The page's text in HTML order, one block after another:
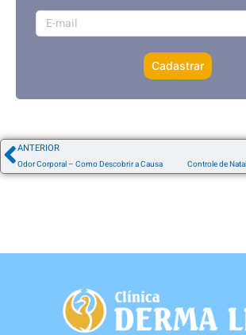
Cadastrar
ANTERIOR
Odor Corporal – Como Descobrir a Causa Controle de